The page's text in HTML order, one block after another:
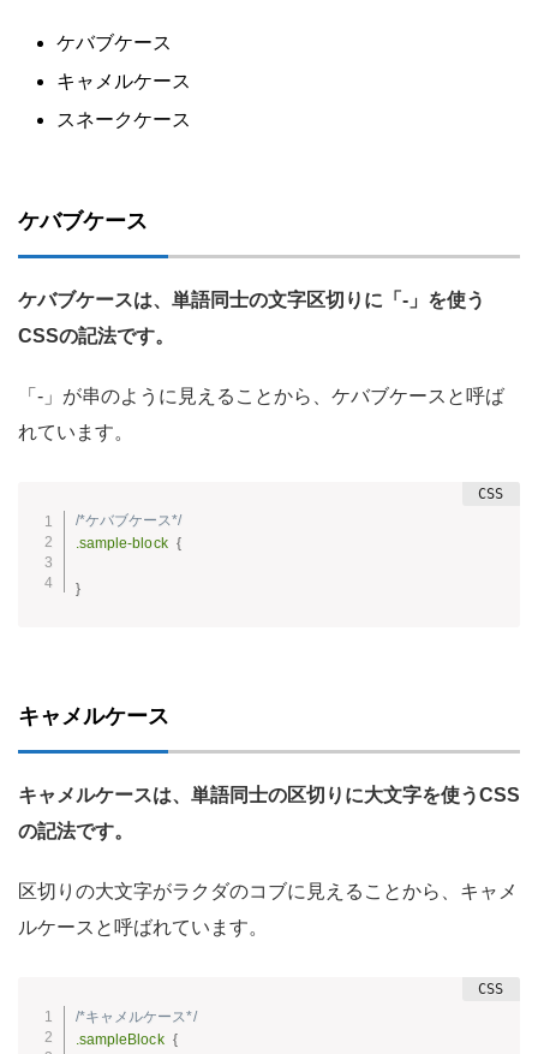
ケバブケース
キャメルケース
スネークケース
ケバブケース
ケバブケースは、単語同士の文字区切りに「-」を使う
CSSの記法です。
「-」が串のように見えることから、ケバブケースと呼ば
れています。
/*ケバブケース*/
.sample-block {
}
キャメルケース
キャメルケースは、単語同士の区切りに大文字を使うCSS
の記法です。
区切りの大文字がラクダのコブに見えることから、キャメ
ルケースと呼ばれています。
/*キャメルケース*/
.sampleBlock {